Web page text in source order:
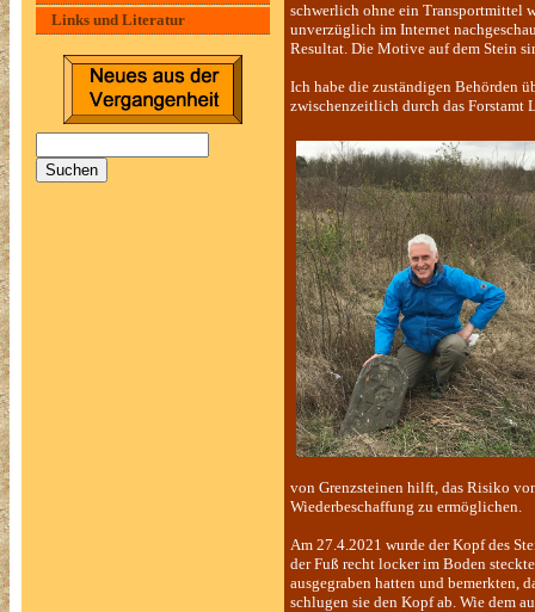
Links und Literatur
schwerlich ohne ein Transportmittel
unverzüglich im Internet
Resultat. Die Motive auf dem Stein
Ich habe die zuständigen Behörden
zwischenzeitlich durch das Forstamt
von Grenzsteinen hilft, das Risiko
Wiederbeschaffung zu ermöglichen.
Am 27.4.2021 wurde der Kopf des
der Fuß recht locker im Boden
ausgegraben hatten und bemerkten,
schlugen sie den Kopf ab. Wie dem